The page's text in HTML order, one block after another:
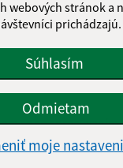
webových stránok a
prichádzajú.
Súhlasím
Odmietam
moje
sa sospracúvaním